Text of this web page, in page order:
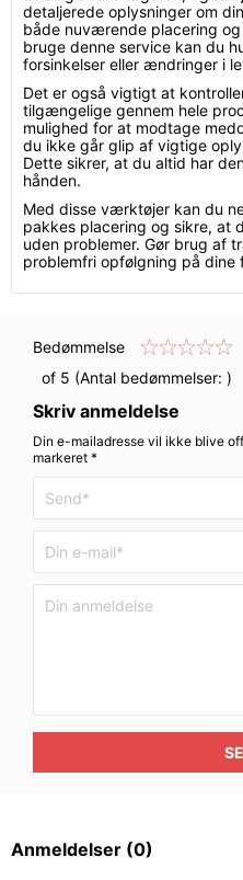
detaljerede oplysninger om
både nuværende placering
bruge denne service kan du
forsinkelser eller ændringer i
Det er også vigtigt at
tilgængelige gennem hele
mulighed for at modtage
du ikke går glip af vigtige
Dette sikrer, at du altid har
hånden.
Med disse værktøjer kan du
pakkes placering og sikre, at
uden problemer. Gør brug af
problemfri opfølgning på dine
Bedømmelse
of 5 (Antal bedømmelser: )
Skriv anmeldelse
Din e-mailadresse vil ikke blive
markeret *
Anmeldelser (0)